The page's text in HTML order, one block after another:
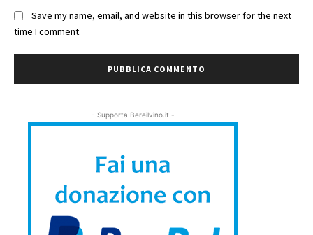
Save my name, email, and website in this browser for the next
time I comment.
- Supporta Bereilvino.it -